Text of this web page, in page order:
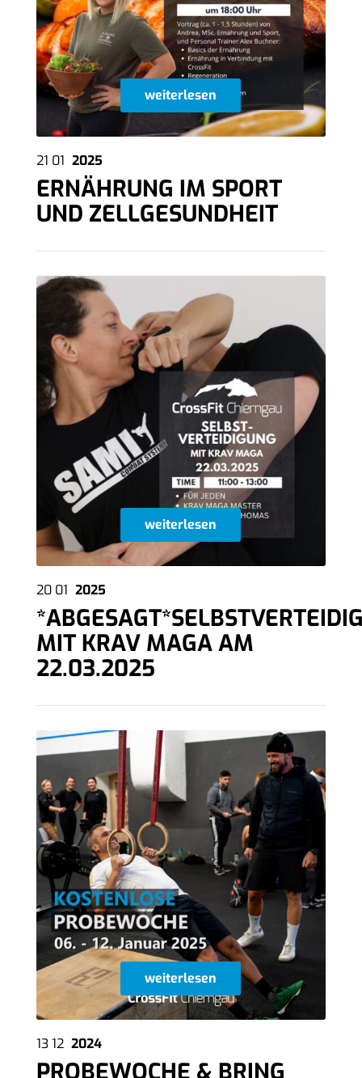
weiterlesen
21 01 2025
ERNÄHRUNG IM SPORT
UND ZELLGESUNDHEIT
weiterlesen
20 01 2025
MIT KRAV MAGA AM
22.03.2025
weiterlesen
13 12 2024
PROBEWOCHE & BRING